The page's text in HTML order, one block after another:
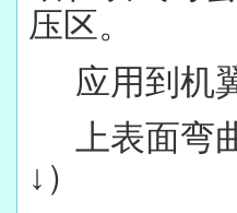
压区。
应用到机
上表面弯
↓）